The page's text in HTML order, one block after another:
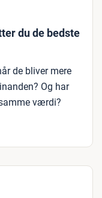
du de bedste
de bliver mere
Og har
værdi?